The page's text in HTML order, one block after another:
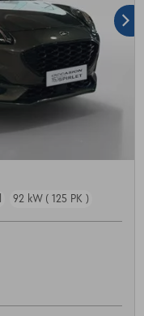
92 kW ( 125 PK )